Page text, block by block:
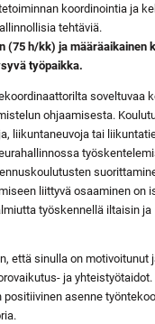
koordinointia ja
tehtäviä.
(75 h/kk) ja määräaikainen
työpaikka.
soveltuvaa
ohjaamisesta.
liikuntaneuvoja tai
liittyvä osaaminen on
työskennellä iltaisin ja
että sinulla on motivoitunut
ja yhteistyötaidot.
positiivinen asenne